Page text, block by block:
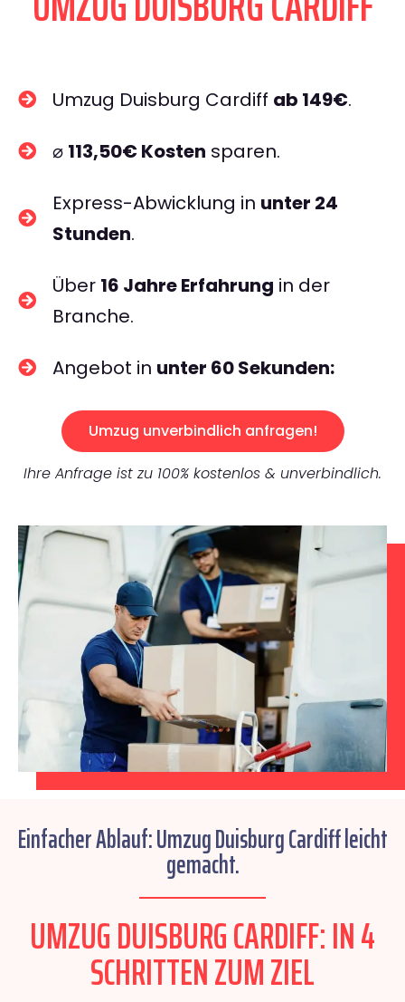
Umzug Duisburg Cardiff ab 149€.
⌀ 113,50€ Kosten sparen.
Express-Abwicklung in unter 24
Stunden.
Über 16 Jahre Erfahrung in der
Branche.
Angebot in unter 60 Sekunden:
Umzug unverbindlich anfragen!
Ihre Anfrage ist zu 100% kostenlos & unverbindlich.
Einfacher Ablauf: Umzug Duisburg Cardiff leicht
gemacht.
UMZUG DUISBURG CARDIFF: IN 4
SCHRITTEN ZUM ZIEL